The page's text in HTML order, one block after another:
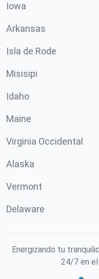
Iowa
Arkansas
Isla de Rode
Misisipi
Idaho
Maine
Virginia Occidental
Alaska
Vermont
Delaware
Energizando tu
24/7 en